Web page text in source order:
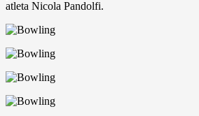
atleta Nicola Pandolfi.